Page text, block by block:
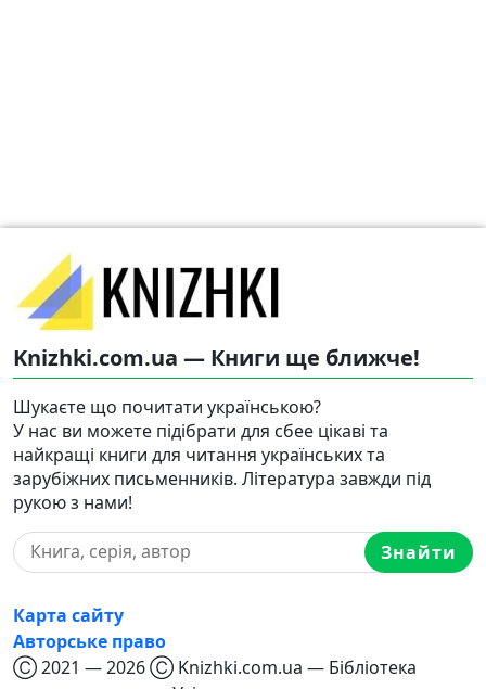
Knizhki.com.ua — Книги ще ближче!
Шукаєте що почитати українською?
У нас ви можете підібрати для сбее цікаві та
найкращі книги для читання українських та
зарубіжних письменників. Література завжди під
рукою з нами!
Знайти
Карта сайту
Авторське право
Ⓒ 2021 — 2026 Ⓒ Knizhki.com.ua — Бібліотека